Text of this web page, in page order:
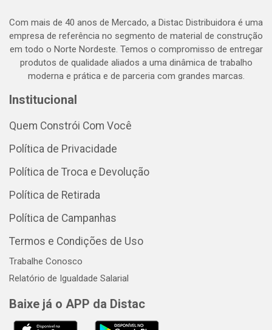
Com mais de 40 anos de Mercado, a Distac Distribuidora é uma
empresa de referência no segmento de material de construção
em todo o Norte Nordeste. Temos o compromisso de entregar
produtos de qualidade aliados a uma dinâmica de trabalho
moderna e prática e de parceria com grandes marcas.
Institucional
Quem Constrói Com Você
Política de Privacidade
Política de Troca e Devolução
Política de Retirada
Política de Campanhas
Termos e Condições de Uso
Trabalhe Conosco
Relatório de Igualdade Salarial
Baixe já o APP da Distac